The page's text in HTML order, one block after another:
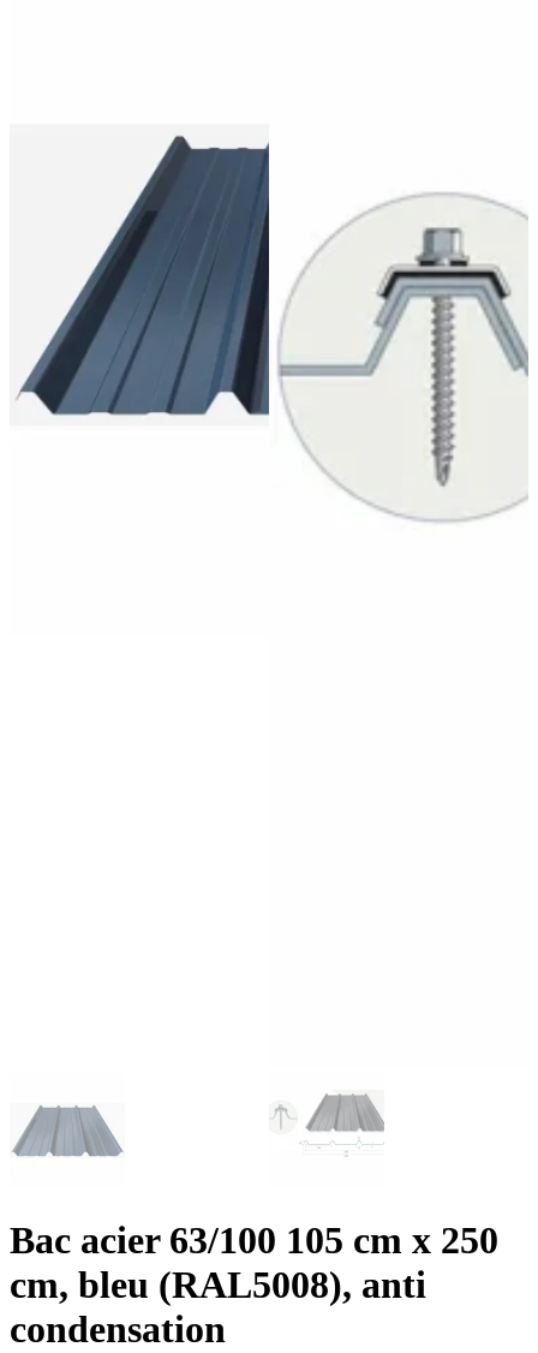
Bac acier 63/100 105 cm x 250
cm, bleu (RAL5008), anti
condensation